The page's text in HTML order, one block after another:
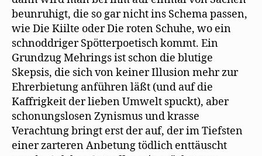
beunruhigt, die so gar nicht ins Schema passen,
wie Die Kiilte oder Die roten Schuhe, wo ein
schnoddriger Spötterpoetisch kommt. Ein
Grundzug Mehrings ist schon die blutige
Skepsis, die sich von keiner Illusion mehr zur
Ehrerbietung anführen läßt (und auf die
Kaffrigkeit der lieben Umwelt spuckt), aber
schonungslosen Zynismus und krasse
Verachtung bringt erst der auf, der im Tiefsten
einer zarteren Anbetung tödlich enttäuscht